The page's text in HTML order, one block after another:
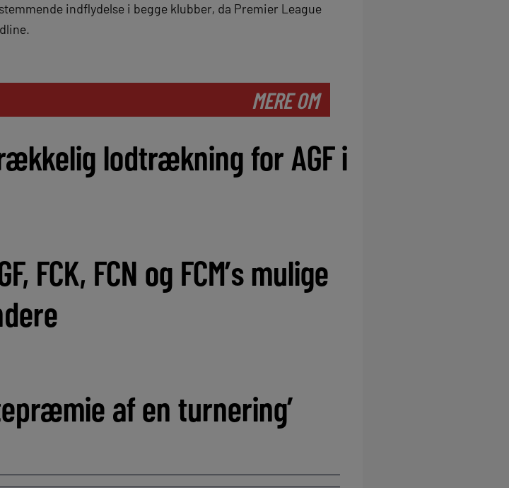
indflydelse i begge klubber, da Premier League
MERE OM
lodtrækning for AGF i
FCK, FCN og FCM’s mulige
af en turnering’